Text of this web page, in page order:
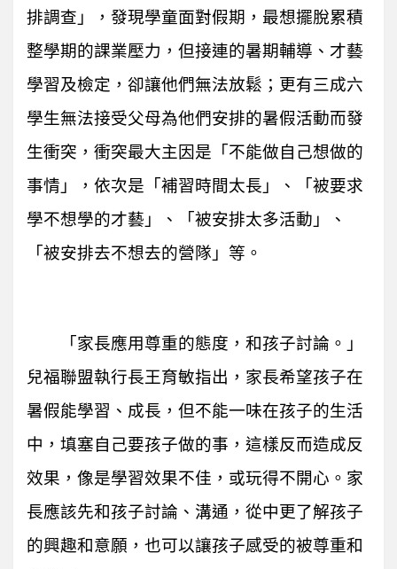
排調查」，發現學童面對假期，最想擺脫累積
整學期的課業壓力，但接連的暑期輔導、才藝
學習及檢定，卻讓他們無法放鬆；更有三成六
學生無法接受父母為他們安排的暑假活動而發
生衝突，衝突最大主因是「不能做自己想做的
事情」，依次是「補習時間太長」、「被要求
學不想學的才藝」、「被安排太多活動」、
「被安排去不想去的營隊」等。
「家長應用尊重的態度，和孩子討論。」
兒福聯盟執行長王育敏指出，家長希望孩子在
暑假能學習、成長，但不能一味在孩子的生活
中，填塞自己要孩子做的事，這樣反而造成反
效果，像是學習效果不佳，或玩得不開心。家
長應該先和孩子討論、溝通，從中更了解孩子
的興趣和意願，也可以讓孩子感受的被尊重和